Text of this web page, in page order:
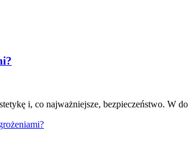
i, co najważniejsze, bezpieczeństwo. W